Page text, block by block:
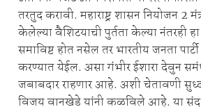
तरतुद करावी. महाराष्ट्र शासन नियोजन 2
केलेल्या वैशिटयाची पुर्तता केल्या नंतरही हा
समाविष्ट होत नसेल तर भारतीय जनता
करण्यात येईल. असा गंभीर ईशारा देवुन
जबाबदार राहणार आहे. अशी चेतावणी
विजय वानखेडे यांनी कळविले आहे. या